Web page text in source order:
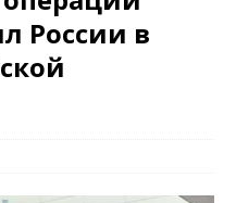
России в